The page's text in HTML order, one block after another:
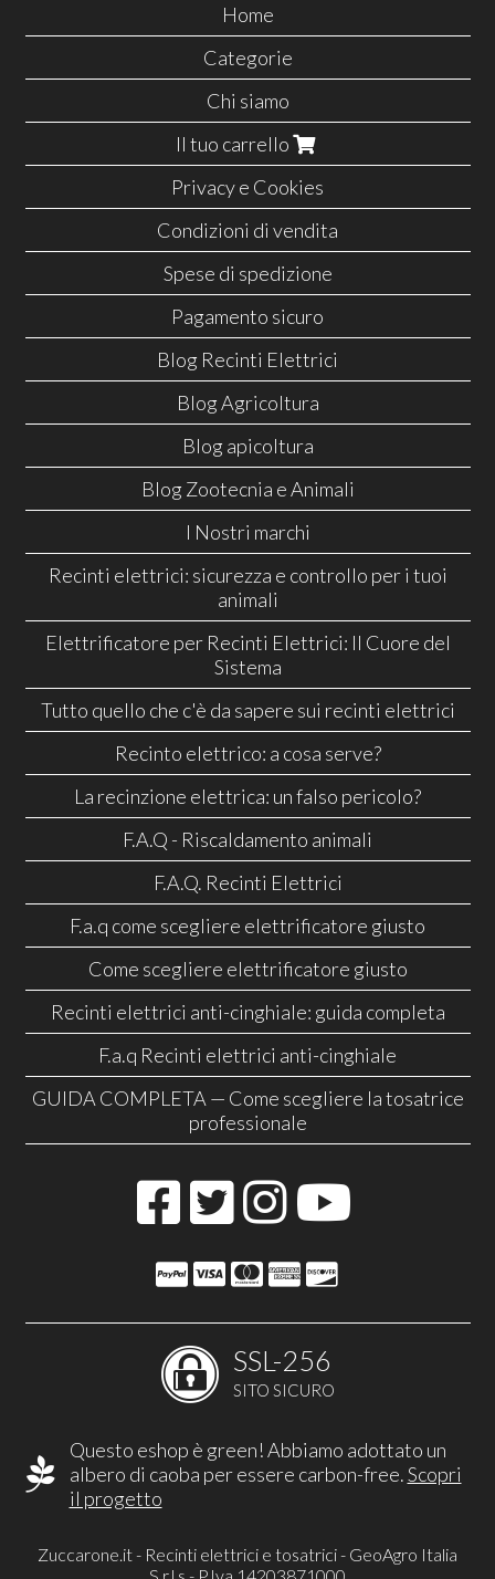
Home
Categorie
Chi siamo
Il tuo carrello
Privacy e Cookies
Condizioni di vendita
Spese di spedizione
Pagamento sicuro
Blog Recinti Elettrici
Blog Agricoltura
Blog apicoltura
Blog Zootecnia e Animali
I Nostri marchi
Recinti elettrici: sicurezza e controllo per i tuoi
animali
Elettrificatore per Recinti Elettrici: Il Cuore del
Sistema
Tutto quello che c'è da sapere sui recinti elettrici
Recinto elettrico: a cosa serve?
La recinzione elettrica: un falso pericolo?
F.A.Q - Riscaldamento animali
F.A.Q. Recinti Elettrici
F.a.q come scegliere elettrificatore giusto
Come scegliere elettrificatore giusto
Recinti elettrici anti-cinghiale: guida completa
F.a.q Recinti elettrici anti-cinghiale
GUIDA COMPLETA — Come scegliere la tosatrice
professionale
SSL-256
SITO SICURO
Questo eshop è green! Abbiamo adottato un
albero di caoba per essere carbon-free.Scopri
il progetto
Zuccarone.it - Recinti elettrici e tosatrici - GeoAgro Italia